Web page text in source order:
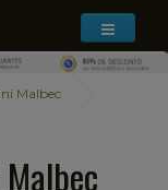
Malbec